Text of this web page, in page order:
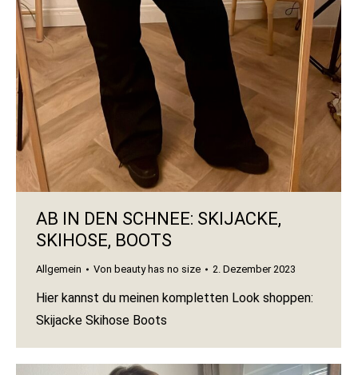
AB IN DEN SCHNEE: SKIJACKE,
SKIHOSE, BOOTS
Allgemein Von beauty has no size 2. Dezember 2023
Hier kannst du meinen kompletten Look shoppen:
Skijacke Skihose Boots